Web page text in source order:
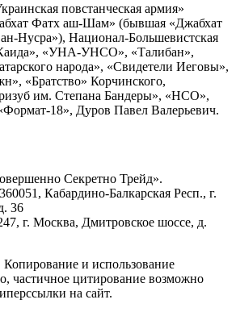
повстанческая армия»
Фатх аш-Шам» (бывшая «Джабхат
Нусра»), Национал-Большевистская
«УНА-УНСО», «Талибан»,
народа», «Свидетели Иеговы»,
«Братство» Корчинского,
им. Степана Бандеры», «НСО»,
18», Дуров Павел Валерьевич.
Секретно Трейд».
Кабардино-Балкарская Респ., г.
36
г. Москва, Дмитровское шоссе, д.
и использование
частичное цитирование возможно
на сайт.